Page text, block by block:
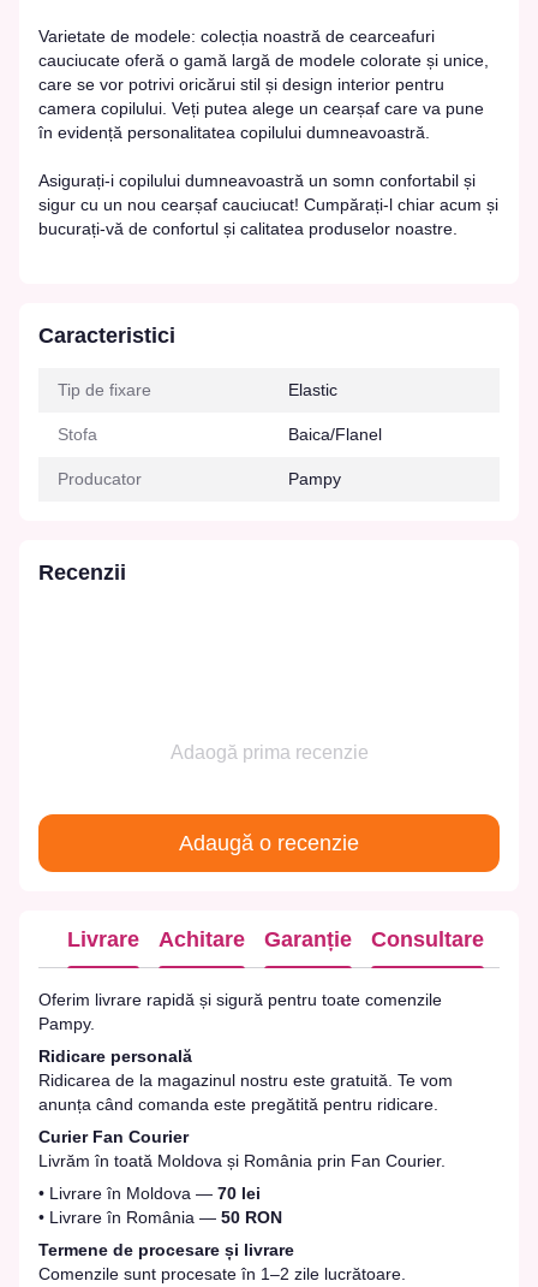
Varietate de modele: colecția noastră de cearceafuri
cauciucate oferă o gamă largă de modele colorate și unice,
care se vor potrivi oricărui stil și design interior pentru
camera copilului. Veți putea alege un cearșaf care va pune
în evidență personalitatea copilului dumneavoastră.
Asigurați-i copilului dumneavoastră un somn confortabil și
sigur cu un nou cearșaf cauciucat! Cumpărați-l chiar acum și
bucurați-vă de confortul și calitatea produselor noastre.
Caracteristici
Tip de fixare Elastic
Stofa Baica/Flanel
Producator Pampy
Recenzii
Adaogă prima recenzie
Adaugă o recenzie
Livrare Achitare Garanție Consultare
Oferim livrare rapidă și sigură pentru toate comenzile
Pampy.
Ridicare personală
Ridicarea de la magazinul nostru este gratuită. Te vom
anunța când comanda este pregătită pentru ridicare.
Curier Fan Courier
Livrăm în toată Moldova și România prin Fan Courier.
• Livrare în Moldova — 70 lei
• Livrare în România — 50 RON
Termene de procesare și livrare
Comenzile sunt procesate în 1–2 zile lucrătoare.